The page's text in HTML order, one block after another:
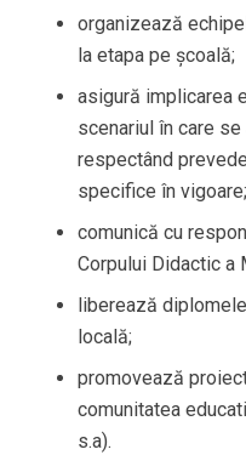
organizează
la etapa pe școală;
asigură implicarea
scenariul în care
respectând
specifice în vigoare;
comunică cu
Corpului Didactic a
liberează
locală;
promovează
comunitatea
s.a).